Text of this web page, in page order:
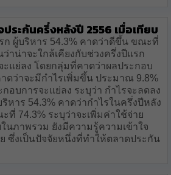
ระกันครึ่งหลังปี 2556 เมื่อเทียบ
ก ผู้บริหาร 54.3% คาดว่าดีขึ้น ขณะที่
ว่าน่าจะใกล้เคียงกับช่วงครึ่งปีแรก
ะแย่ลง โดยกลุ่มที่คาดว่าผลประกอบ
ดว่าจะมีกำไรเพิ่มขึ้น ประมาณ 9.8%
อบการจะแย่ลง ระบุว่า กำไรจะลดลง
หาร 54.3% คาดว่ากำไรในครึ่งปีหลัง
ที่ 74.3% ระบุว่าจะเพิ่มค่าใช้จ่าย
นภาพรวม ยังมีความรู้ความเข้าใจ
ซึ่งเป็นปัจจัยหนึ่งที่ทำให้ตลาดประกัน